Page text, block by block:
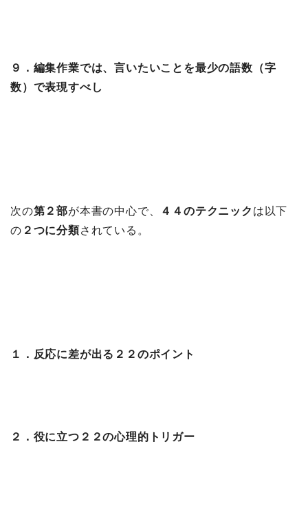
９．編集作業では、言いたいことを最少の語数（字
数）で表現すべし
次の第２部が本書の中心で、 ４４のテクニック は以下
の ２つに分類されている。
１．反応に差が出る２２のポイント
２．役に立つ２２の心理的トリガー